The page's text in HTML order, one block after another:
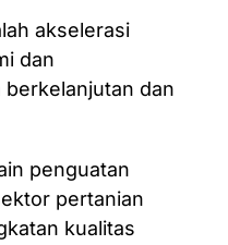
akselerasi
dan
dan
penguatan
pertanian
kualitas